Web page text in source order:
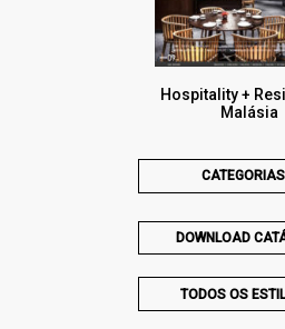
Hospitality +
Malásia
CATEGORIAS
DOWNLOAD
TODOS OS